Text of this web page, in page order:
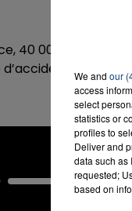
40 000
de la
We and our
access
select
statistics or
profiles to
Deliver and
data such as
requested;
based on